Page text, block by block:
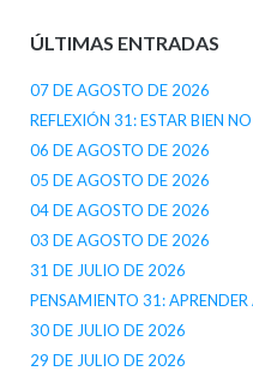
ÚLTIMAS ENTRADAS
07 DE AGOSTO DE 2026
REFLEXIÓN 31: ESTAR BIEN
06 DE AGOSTO DE 2026
05 DE AGOSTO DE 2026
04 DE AGOSTO DE 2026
03 DE AGOSTO DE 2026
31 DE JULIO DE 2026
PENSAMIENTO 31: APRENDER
30 DE JULIO DE 2026
29 DE JULIO DE 2026